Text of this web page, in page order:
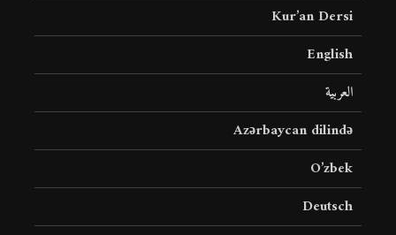
Kur’an Dersi
English
العربية
Azərbaycan dilində
O’zbek
Deutsch